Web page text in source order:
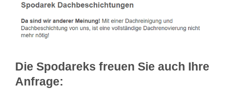
Die Spodareks freuen Sie auch Ihre
Anfrage: